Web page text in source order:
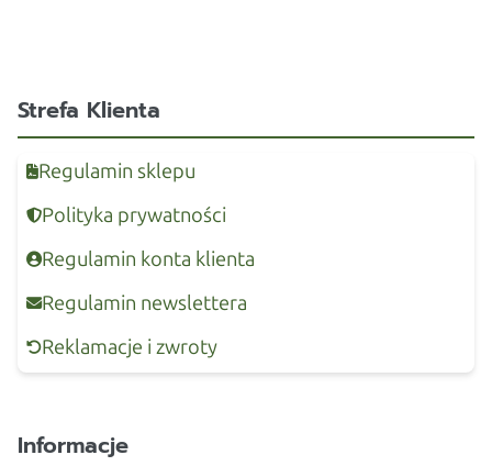
Strefa Klienta
Regulamin sklepu
Polityka prywatności
Regulamin konta klienta
Regulamin newslettera
Reklamacje i zwroty
Informacje